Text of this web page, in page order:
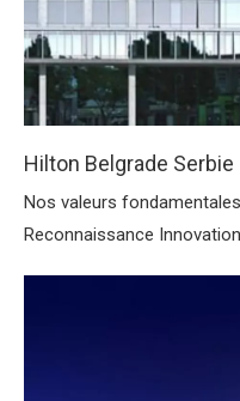
Hilton Belgrade Serbie
Nos valeurs fondamentales
Reconnaissance